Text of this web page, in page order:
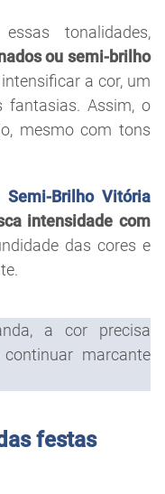
tonalidades,
ou semi-brilho
a cor, um
Assim, o
mesmo com tons
Semi-Brilho Vitória
intensidade com
das cores e
a cor precisa
marcante
festas